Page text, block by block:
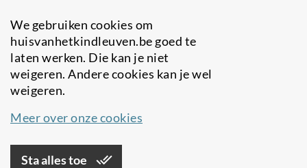
We gebruiken cookies om
huisvanhetkindleuven.be goed te
laten werken. Die kan je niet
weigeren. Andere cookies kan je wel
weigeren.
Meer over onze cookies
Sta alles toe